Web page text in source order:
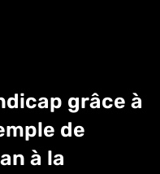
grâce à
de
à la